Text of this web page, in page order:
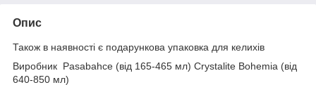
Опис
Також в наявності є подарункова упаковка для келихів
Виробник Pasabahce (від 165-465 мл) Crystalite Bohemia (від
640-850 мл)